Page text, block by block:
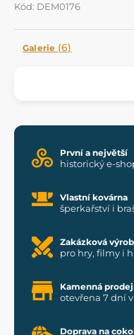
Kód: DEM0176
Galerie (6)
První a největší
historický e-
Vlastní kovárna
šperkařství i
Zakázková
pro hry, filmy i
Kamenná
otevřena 7 dní
Doprava na